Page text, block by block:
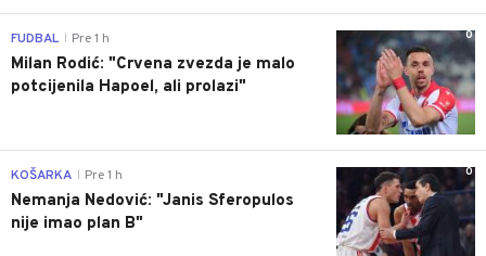
0
FUDBAL Pre 1 h
Milan Rodić: "Crvena zvezda je malo
potcijenila Hapoel, ali prolazi"
0
KOŠARKA Pre 1 h
Nemanja Nedović: "Janis Sferopulos
nije imao plan B"